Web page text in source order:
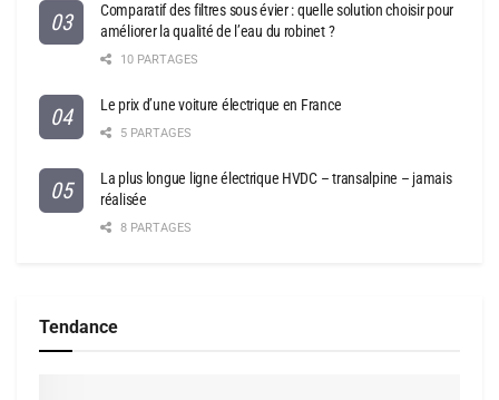
Comparatif des filtres sous évier : quelle solution choisir pour
améliorer la qualité de l’eau du robinet ?
10 PARTAGES
Le prix d’une voiture électrique en France
5 PARTAGES
La plus longue ligne électrique HVDC – transalpine – jamais
réalisée
8 PARTAGES
Tendance